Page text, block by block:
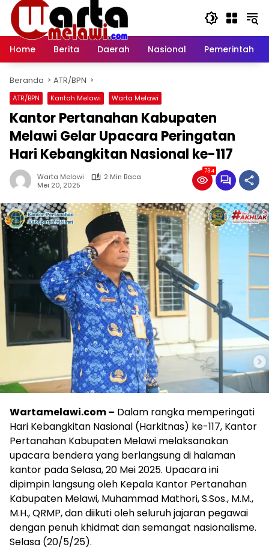
Langsung
konten
Home
Berita Daerah Nasional Pemerintah
Beranda ATR/BPN
ATR/BPN Kantah Melawi Warta Melawi
Kantor Pertanahan Kabupaten
Melawi Gelar Upacara Peringatan
Hari Kebangkitan Nasional ke-117
Warta Melawi
2 Min Baca
Mei 20, 2025
734
Wartamelawi.com – Dalam rangka memperingati
Hari Kebangkitan Nasional (Harkitnas) ke-117, Kantor
Pertanahan Kabupaten Melawi melaksanakan
upacara bendera yang berlangsung di halaman
kantor pada Selasa, 20 Mei 2025. Upacara ini
dipimpin langsung oleh Kepala Kantor Pertanahan
Kabupaten Melawi, Muhammad Mathori, S.Sos., M.M.,
M.H., QRMP, dan diikuti oleh seluruh jajaran pegawai
dengan penuh khidmat dan semangat nasionalisme.
Selasa (20/5/25).